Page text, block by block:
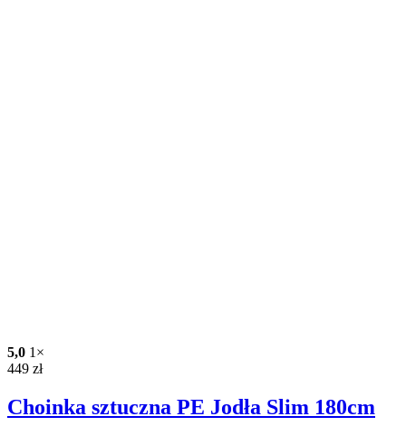
5,0 1×
449 zł
Choinka sztuczna PE Jodła Slim 180cm